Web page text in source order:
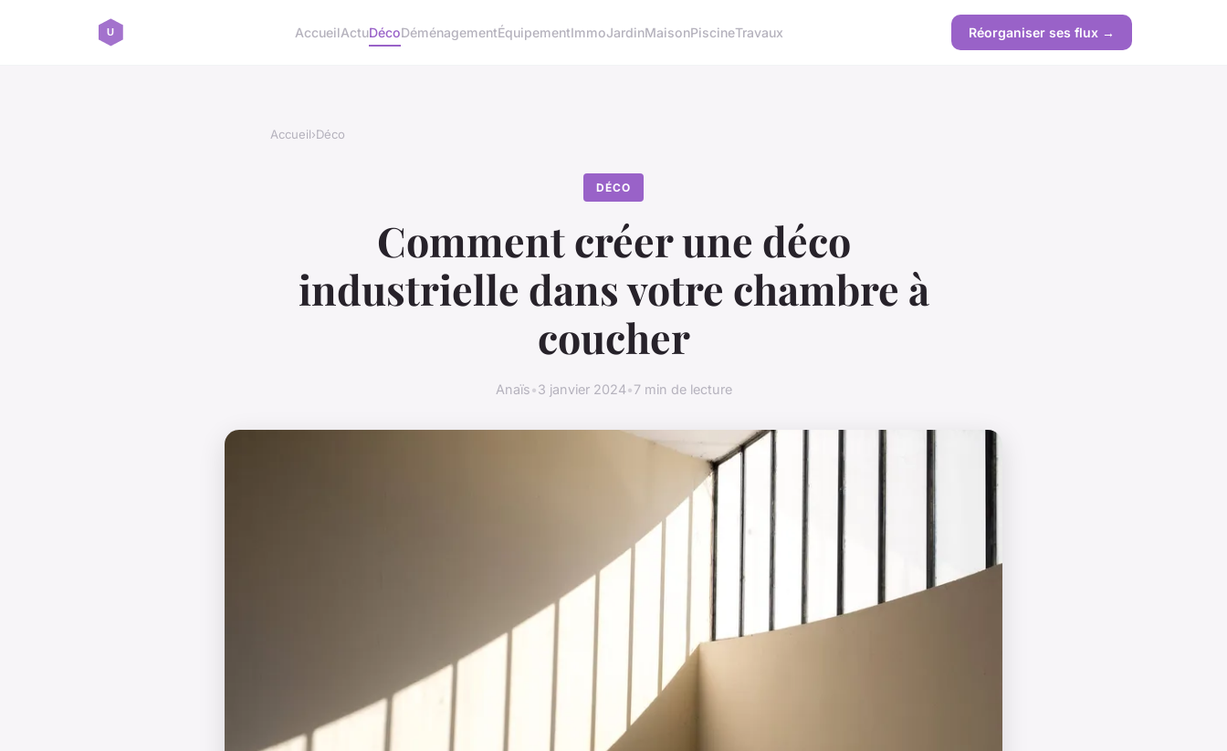
AccueilActuDécoDéménagementÉquipementImmoJardinMaisonPiscineTravaux Réorganiser ses flux →
Accueil›Déco
DÉCO
Comment créer une déco
industrielle dans votre chambre à
coucher
Anaïs•3 janvier 2024•7 min de lecture